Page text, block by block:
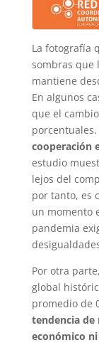
La fotografía
sombras que
mantiene
En algunos
que el
porcentuales.
cooperación
estudio
lejos del
por tanto, es
un momento
pandemia
Por otra
global
promedio de
tendencia de
económico